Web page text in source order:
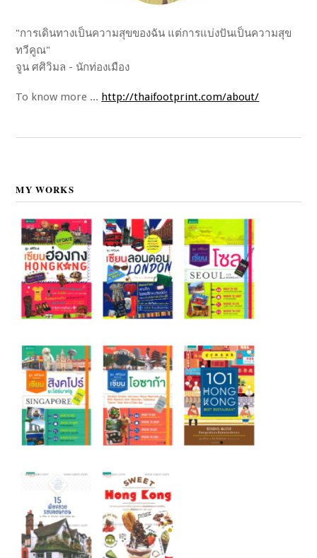
"การเดินทางเป็นความสุขของฉัน แต่การแบ่งปันเป็นความสุข
ทวีคูณ"
จูน ศศิวิมล - นักท่องเมือง
To know more ... http://thaifootprint.com/about/
MY WORKS